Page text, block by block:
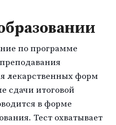
по программе
лекарственных форм
сдачи итоговой
в форме
Тест охватывает